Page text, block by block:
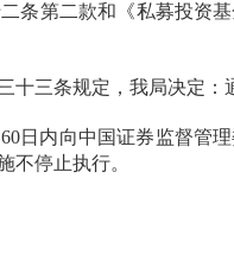
条第二款和《私募投资
条规定，我局决定：
内向中国证券监督管
不停止执行。